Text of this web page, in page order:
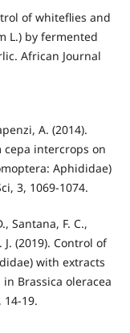
of whiteflies and
L.) by fermented
African Journal
A. (2014).
intercrops on
Aphididae)
3, 1069-1074.
Santana, F. C.,
J. (2019). Control of
with extracts
Brassica oleracea
14-19.